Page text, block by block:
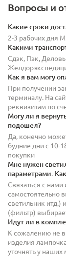
Вопросы и
Какие сроки
2-3 рабочих дня
Какими
Сдэк, Пэк,
Как я вам могу
При получении
терминалу. На
реквизитам по
Могу ли я
подошел?
Да, конечно
будние дни с 10-
покупки
Мне нужен
параметрами.
Связаться с
самостоятельно
светильник итд.)
(фильтр)
Идут ли в
К сожалению не
изделия
уточнять у